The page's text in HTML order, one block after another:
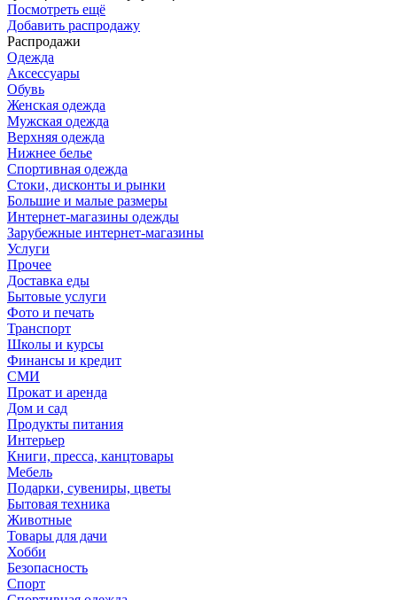
Посмотреть ещё
Добавить распродажу
Распродажи
Одежда
Аксессуары
Обувь
Женская одежда
Мужская одежда
Верхняя одежда
Нижнее белье
Спортивная одежда
Стоки, дисконты и рынки
Большие и малые размеры
Интернет-магазины одежды
Зарубежные интернет-магазины
Услуги
Прочее
Доставка еды
Бытовые услуги
Фото и печать
Транспорт
Школы и курсы
Финансы и кредит
СМИ
Прокат и аренда
Дом и сад
Продукты питания
Интерьер
Книги, пресса, канцтовары
Мебель
Подарки, сувениры, цветы
Бытовая техника
Животные
Товары для дачи
Хобби
Безопасность
Спорт